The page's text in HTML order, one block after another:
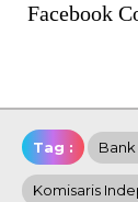
Facebook
Tag : Bank
Komisaris